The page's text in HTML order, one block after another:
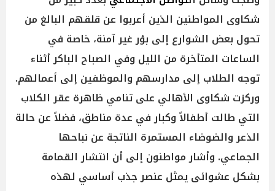
شكاوى المواطنين الذين أعربوا عن قلقهم البالغ من
تحول بعض الشوارع إلى بؤر غير آمنة، خاصة في
الساعات المتأخرة من الليل وفي الصباح الباكر أثناء
توجه الطلاب إلى مدارسهم والموظفين إلى أعمالهم.
وركزت شكاوى الأهالي على تنامي ظاهرة عقر الكلاب
التي طالت أطفالاً وكبار في عدة مناطق، فضلاً عن حالة
الذعر والضوضاء المستمرة الناتجة عن نباحها
الجماعي. وأشار مواطنون إلى أن انتشار القمامة
بشكل عشوائى يمثل عنصر جذب أساسي لهذه